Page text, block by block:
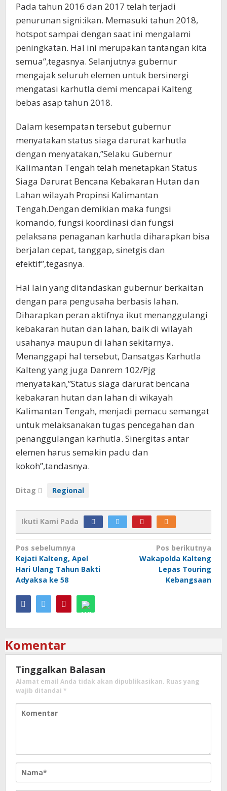
Pada tahun 2016 dan 2017 telah terjadi
penurunan signi:ikan. Memasuki tahun 2018,
hotspot sampai dengan saat ini mengalami
peningkatan. Hal ini merupakan tantangan kita
semua”,tegasnya. Selanjutnya gubernur
mengajak seluruh elemen untuk bersinergi
mengatasi karhutla demi mencapai Kalteng
bebas asap tahun 2018.
Dalam kesempatan tersebut gubernur
menyatakan status siaga darurat karhutla
dengan menyatakan,”Selaku Gubernur
Kalimantan Tengah telah menetapkan Status
Siaga Darurat Bencana Kebakaran Hutan dan
Lahan wilayah Propinsi Kalimantan
Tengah.Dengan demikian maka fungsi
komando, fungsi koordinasi dan fungsi
pelaksana penaganan karhutla diharapkan bisa
berjalan cepat, tanggap, sinetgis dan
efektif”,tegasnya.
Hal lain yang ditandaskan gubernur berkaitan
dengan para pengusaha berbasis lahan.
Diharapkan peran aktifnya ikut menanggulangi
kebakaran hutan dan lahan, baik di wilayah
usahanya maupun di lahan sekitarnya.
Menanggapi hal tersebut, Dansatgas Karhutla
Kalteng yang juga Danrem 102/Pjg
menyatakan,”Status siaga darurat bencana
kebakaran hutan dan lahan di wikayah
Kalimantan Tengah, menjadi pemacu semangat
untuk melaksanakan tugas pencegahan dan
penanggulangan karhutla. Sinergitas antar
elemen harus semakin padu dan
kokoh”,tandasnya.
Ditag Regional
Ikuti Kami Pada
Navigasi
pos
Pos sebelumnya
Kejati Kalteng, Apel
Hari Ulang Tahun Bakti
Adyaksa ke 58
Pos berikutnya
Wakapolda Kalteng
Lepas Touring
Kebangsaan
Komentar
Tinggalkan Balasan
Alamat email Anda tidak akan dipublikasikan. Ruas yang
wajib ditandai *